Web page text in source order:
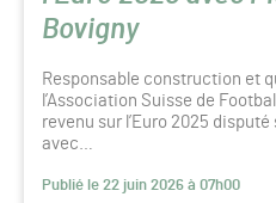
Bovigny
Responsable construction et
l’Association Suisse de
revenu sur l’Euro 2025
avec…
Publié le 22 juin 2026 à 07h00